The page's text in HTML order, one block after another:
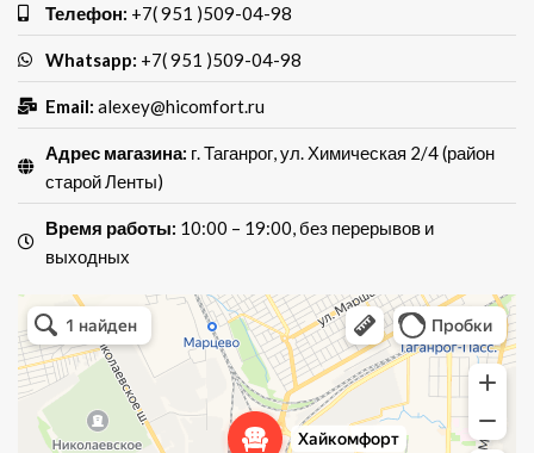
Телефон: +7( 951 )509-04-98
Whatsapp: +7( 951 )509-04-98
Email: alexey@hicomfort.ru
Адрес магазина: г. Таганрог, ул. Химическая 2/4 (район
старой Ленты)
Время работы: 10:00 – 19:00, без перерывов и
выходных
Хай Комфорт
Магазин мебели в Таганроге
Мебель для кухни в Таганроге